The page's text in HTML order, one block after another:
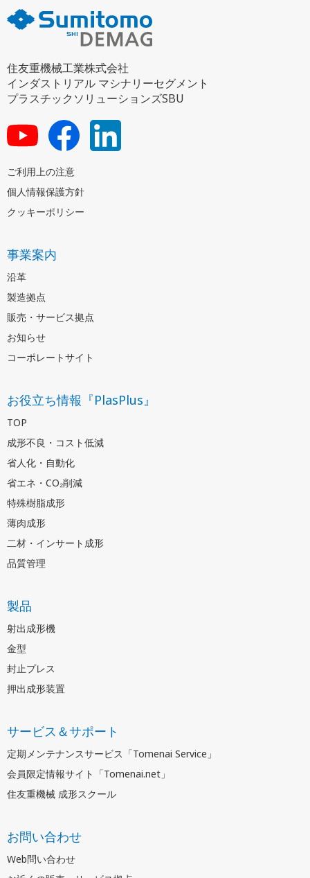
住友重機械工業株式会社
インダストリアル マシナリーセグメント
プラスチックソリューションズSBU
ご利用上の注意
個人情報保護方針
クッキーポリシー
事業案内
沿革
製造拠点
販売・サービス拠点
お知らせ
コーポレートサイト
お役立ち情報『PlasPlus』
TOP
成形不良・コスト低減
省人化・自動化
省エネ・CO₂削減
特殊樹脂成形
薄肉成形
二材・インサート成形
品質管理
製品
射出成形機
金型
封止プレス
押出成形装置
サービス＆サポート
定期メンテナンスサービス「Tomenai Service」
会員限定情報サイト「Tomenai.net」
住友重機械 成形スクール
お問い合わせ
Web問い合わせ